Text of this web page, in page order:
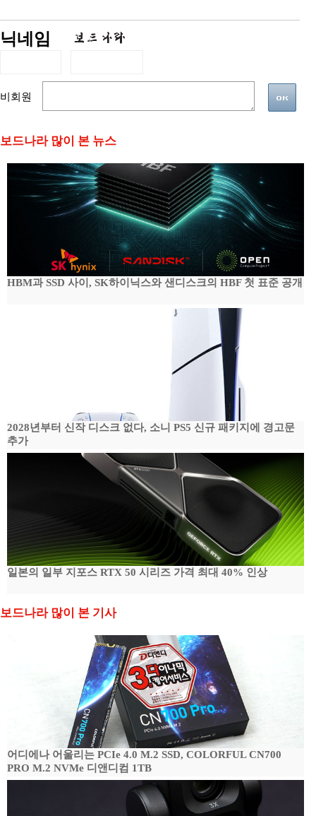
닉네임
비회원
보드나라 많이 본 뉴스
HBM과 SSD 사이, SK하이닉스와 샌디스크의 HBF 첫 표준 공개
2028년부터 신작 디스크 없다, 소니 PS5 신규 패키지에 경고문
추가
일본의 일부 지포스 RTX 50 시리즈 가격 최대 40% 인상
보드나라 많이 본 기사
어디에나 어울리는 PCIe 4.0 M.2 SSD, COLORFUL CN700
PRO M.2 NVMe 디앤디컴 1TB